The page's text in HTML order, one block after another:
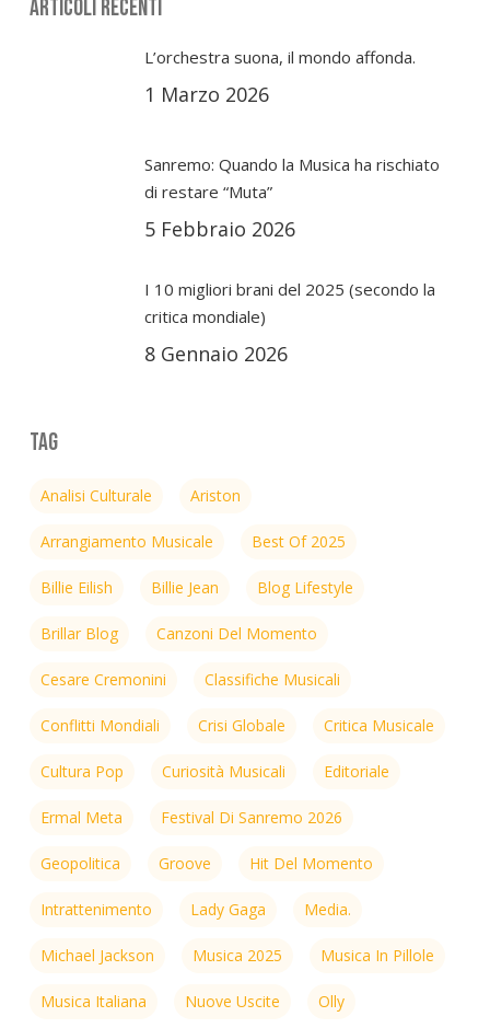
Articoli Recenti
L’orchestra suona, il mondo affonda.
1 Marzo 2026
Sanremo: Quando la Musica ha rischiato
di restare “Muta”
5 Febbraio 2026
I 10 migliori brani del 2025 (secondo la
critica mondiale)
8 Gennaio 2026
Tag
Analisi Culturale Ariston
Arrangiamento Musicale Best Of 2025
Billie Eilish Billie Jean Blog Lifestyle
Brillar Blog Canzoni Del Momento
Cesare Cremonini Classifiche Musicali
Conflitti Mondiali Crisi Globale Critica Musicale
Cultura Pop Curiosità Musicali Editoriale
Ermal Meta Festival Di Sanremo 2026
Geopolitica Groove Hit Del Momento
Intrattenimento Lady Gaga Media.
Michael Jackson Musica 2025 Musica In Pillole
Musica Italiana Nuove Uscite Olly